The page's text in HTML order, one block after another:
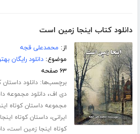
دانلود کتاب اینجا زمین است
از: محمدعلی قجه
موضوع:دانلود رایگان
۶۳ صفحه
برچسب‌ها:دانلود
دی اف،دانلود مجموعه
مجموعه داستان کوتاه
ایرانی،داستان کوتاه
کوتاه اینجا زمین است،